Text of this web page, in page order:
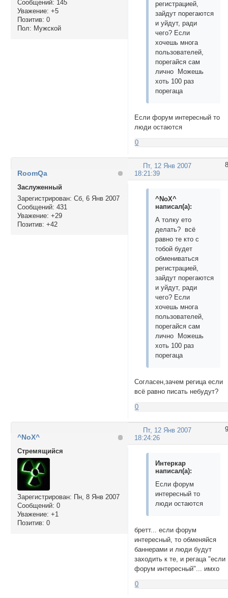
Сообщений: 145
Уважение: +5
Позитив: 0
Пол: Мужской
регистрацией,
зайдут порегаются
и уйдут, ради
чего? Если
хочешь многа
пользователей,
порегайся сам
лично Можешь
хоть 100 раз
порегаца
Если форум интересный то
люди остаются
0
8
Пт, 12 Янв 2007
18:21:39
RoomQa
Заслуженный
Зарегистрирован: Сб, 6 Янв 2007
Сообщений: 431
Уважение: +29
Позитив: +42
^NoX^
написал(а):
А толку ето
делать? всё
равно те кто с
тобой будет
обмениваться
регистрацией,
зайдут порегаются
и уйдут, ради
чего? Если
хочешь многа
пользователей,
порегайся сам
лично Можешь
хоть 100 раз
порегаца
Согласен,зачем регица если
всё равно писать небудут?
0
9
Пт, 12 Янв 2007
18:24:26
^NoX^
Стремящийся
Зарегистрирован: Пн, 8 Янв 2007
Сообщений: 0
Уважение: +1
Позитив: 0
Интеркар
написал(а):
Если форум
интересный то
люди остаются
бретт... если форум
интересный, то обменяйся
баннерами и люди будут
заходить к те, и регаца "если
форум интересный"... имхо
0